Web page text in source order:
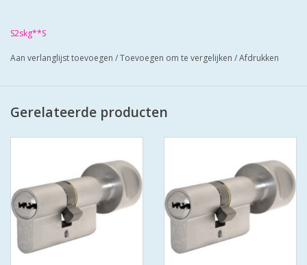
geleverd met 3 zaagsleutels.
Cilinders hebben boorbelemmering.
Bescherm u cilinder met antiekerntrek
S2skg**S
Aan verlanglijst toevoegen /Toevoegen om te vergelijken /Afdrukken
Gerelateerde producten